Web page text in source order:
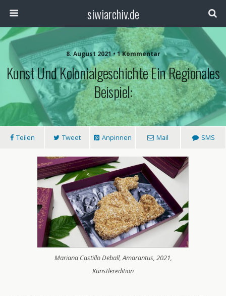
siwiarchiv.de
8. August 2021 • 1 Kommentar
Kunst Und Kolonialgeschichte Ein Regionales
Beispiel:
Teilen Tweet Anpinnen Mail SMS
Mariana Castillo Deball, Amarantus, 2021,
Künstleredition